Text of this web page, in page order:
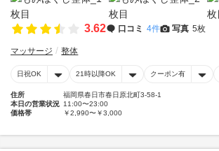
3.62 口コミ 4件 写真 5枚
マッサージ 整体
日祝OK 21時以降OK クーポン有
住所
福岡県春日市春日原北町3-58-1
本日の営業状況 11:00〜23:00
価格帯
￥2,990〜￥3,000